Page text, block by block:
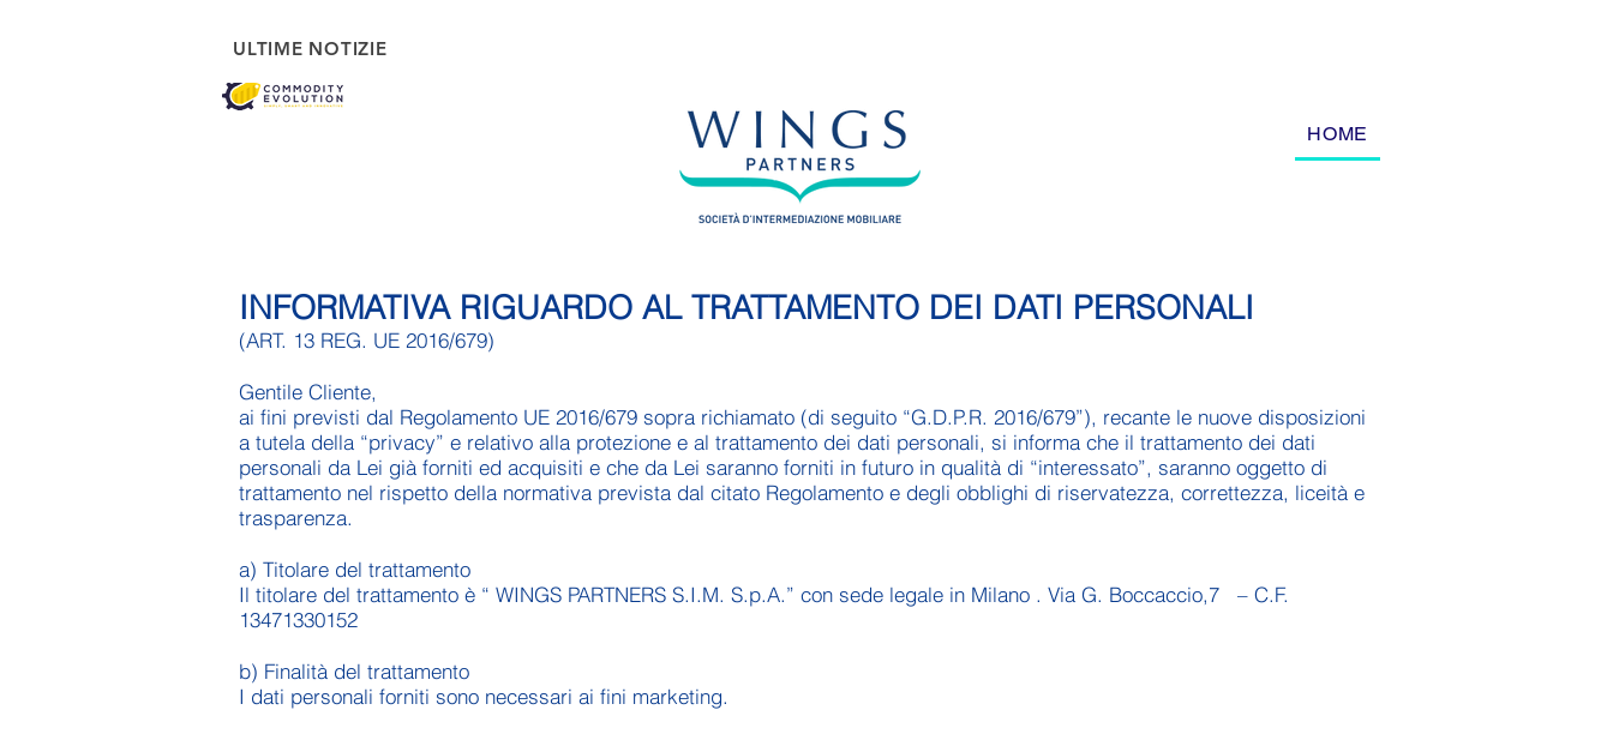
HOME
ULTIME NOTIZIE
INFORMATIVA RIGUARDO AL TRATTAMENTO DEI DATI PERSONALI
(ART. 13 REG. UE 2016/679)
Gentile Cliente,
ai fini previsti dal Regolamento UE 2016/679 sopra richiamato (di seguito “G.D.P.R. 2016/679”), recante le nuove disposizioni
a tutela della “privacy” e relativo alla protezione e al trattamento dei dati personali, si informa che il trattamento dei dati
personali da Lei già forniti ed acquisiti e che da Lei saranno forniti in futuro in qualità di “interessato”, saranno oggetto di
trattamento nel rispetto della normativa prevista dal citato Regolamento e degli obblighi di riservatezza, correttezza, liceità e
trasparenza.
a) Titolare del trattamento
Il titolare del trattamento è “ WINGS PARTNERS S.I.M. S.p.A.” con sede legale in Milano . Via G. Boccaccio,7 – C.F.
13471330152
b) Finalità del trattamento
I dati personali forniti sono necessari ai fini marketing.